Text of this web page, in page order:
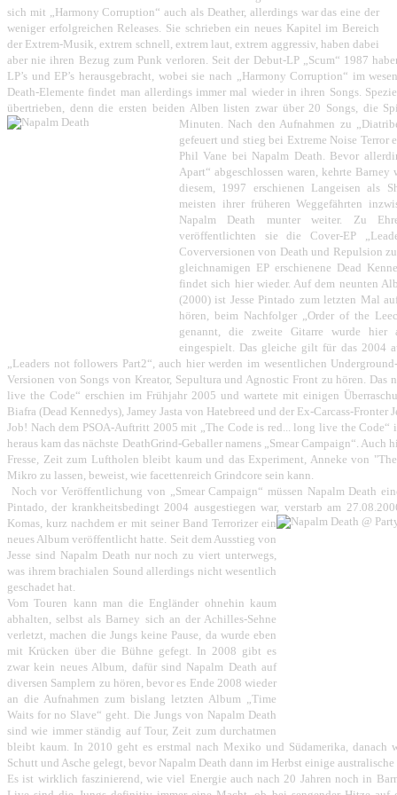
sich mit „Harmony Corruption“ auch als Deather, allerdings war das eine der
weniger erfolgreichen Releases. Sie schrieben ein neues Kapitel im Bereich
der Extrem-Musik, extrem schnell, extrem laut, extrem aggressiv, haben dabei
aber nie ihren Bezug zum Punk verloren. Seit der Debut-LP „Scum“ 1987
LP’s und EP’s herausgebracht, wobei sie nach „Harmony Corruption“ im
Death-Elemente findet man allerdings immer mal wieder in ihren Songs.
übertrieben, denn die ersten beiden Alben listen zwar über 20 Songs, die
Minuten. Nach den Aufnahmen zu
gefeuert und stieg bei Extreme Noise Terror
Phil Vane bei Napalm Death. Bevor
Apart“ abgeschlossen waren, kehrte
diesem, 1997 erschienen Langeisen als
meisten ihrer früheren Weggefährten
Napalm Death munter weiter. Zu
veröffentlichten sie die Cover-EP
Coverversionen von Death und Repulsion
gleichnamigen EP erschienene Dead
findet sich hier wieder. Auf dem neunten
(2000) ist Jesse Pintado zum letzten Mal
hören, beim Nachfolger „Order of the
genannt, die zweite Gitarre wurde
eingespielt. Das gleiche gilt für das 2004
„Leaders not followers Part2“, auch hier werden im wesentlichen
Versionen von Songs von Kreator, Sepultura und Agnostic Front zu hören. Das
live the Code“ erschien im Frühjahr 2005 und wartete mit einigen
Biafra (Dead Kennedys), Jamey Jasta von Hatebreed und der Ex-Carcass-Fronter
Job! Nach dem PSOA-Auftritt 2005 mit „The Code is red... long live the Code“
heraus kam das nächste DeathGrind-Geballer namens „Smear Campaign“.
Fresse, Zeit zum Luftholen bleibt kaum und das Experiment, Anneke von
Mikro zu lassen, beweist, wie facettenreich Grindcore sein kann.
Noch vor Veröffentlichung von „Smear Campaign“ müssen Napalm Death
Pintado, der krankheitsbedingt 2004 ausgestiegen war, verstarb am
Komas, kurz nachdem er mit seiner Band Terrorizer ein
neues Album veröffentlicht hatte. Seit dem Ausstieg von
Jesse sind Napalm Death nur noch zu viert unterwegs,
was ihrem brachialen Sound allerdings nicht wesentlich
geschadet hat.
Vom Touren kann man die Engländer ohnehin kaum
abhalten, selbst als Barney sich an der Achilles-Sehne
verletzt, machen die Jungs keine Pause, da wurde eben
mit Krücken über die Bühne gefegt. In 2008 gibt es
zwar kein neues Album, dafür sind Napalm Death auf
diversen Samplern zu hören, bevor es Ende 2008 wieder
an die Aufnahmen zum bislang letzten Album „Time
Waits for no Slave“ geht. Die Jungs von Napalm Death
sind wie immer ständig auf Tour, Zeit zum durchatmen
bleibt kaum. In 2010 geht es erstmal nach Mexiko und Südamerika, danach
Schutt und Asche gelegt, bevor Napalm Death dann im Herbst einige
Es ist wirklich faszinierend, wie viel Energie auch nach 20 Jahren noch in